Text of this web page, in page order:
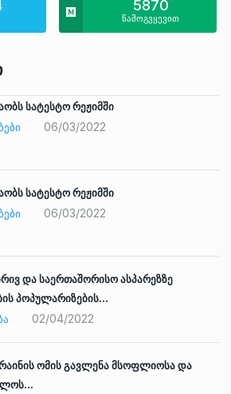
5870
წამოგვყევით
სატესტო რეჟიმში
06/03/2022
სატესტო რეჟიმში
06/03/2022
და საერთაშორისო ასპარეზზე
პოპულარიზების…
02/04/2022
ომის გავლენა მსოფლიოსა და